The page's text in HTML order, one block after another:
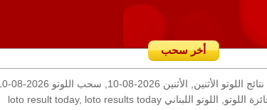
أخر سحب